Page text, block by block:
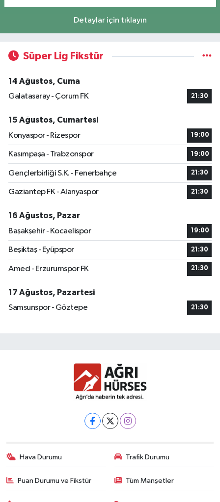
Detaylar için tıklayın
Süper Lig Fikstür
14 Ağustos, Cuma
Galatasaray - Çorum FK
21:30
15 Ağustos, Cumartesi
Konyaspor - Rizespor
19:00
Kasımpaşa - Trabzonspor 19:00
Gençlerbirliği S.K. - Fenerbahçe 21:30
Gaziantep FK - Alanyaspor 21:30
16 Ağustos, Pazar
Başakşehir - Kocaelispor
19:00
Beşiktaş - Eyüpspor 21:30
Amed - Erzurumspor FK 21:30
17 Ağustos, Pazartesi
Samsunspor - Göztepe
21:30
Hava Durumu Trafik Durumu
Puan Durumu ve Fikstür Tüm Manşetler